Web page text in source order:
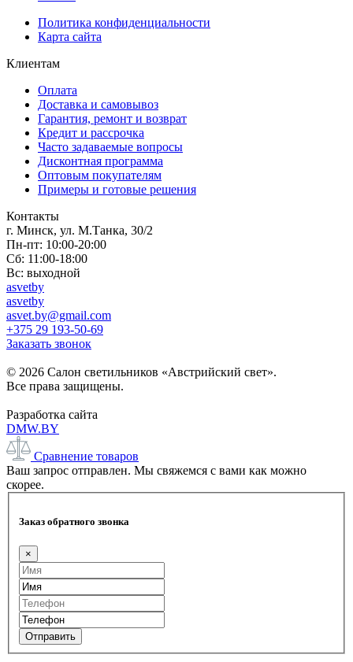
Политика конфиденциальности
Карта сайта
Клиентам
Оплата
Доставка и самовывоз
Гарантия, ремонт и возврат
Кредит и рассрочка
Часто задаваемые вопросы
Дисконтная программа
Оптовым покупателям
Примеры и готовые решения
Контакты
г. Минск, ул. М.Танка, 30/2
Пн-пт: 10:00-20:00
Сб: 11:00-18:00
Вс: выходной
asvetby
asvetby
asvet.by@gmail.com
+375 29 193-50-69
Заказать звонок
© 2026 Салон светильников «Австрийский свет».
Все права защищены.
Разработка сайта
DMW.BY
Сравнение товаров
Ваш запрос отправлен. Мы свяжемся с вами как можно
скорее.
Заказ обратного звонка
×
Отправить